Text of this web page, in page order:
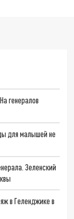
генералов
для малышей не
Зеленский
в Геленджике в